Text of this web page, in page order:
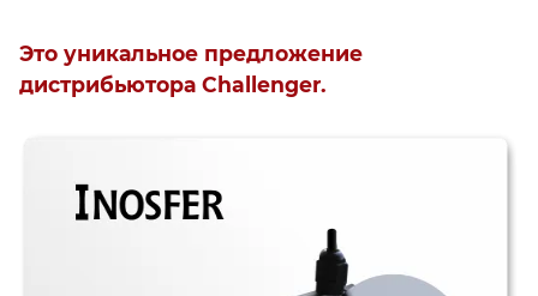
Это уникальное предложение
дистрибьютора Challenger.